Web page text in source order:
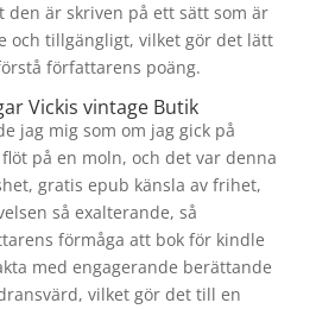
den är skriven på ett sätt som är
och tillgängligt, vilket gör det lätt
författarens poäng.
Vickis vintage Butik
jag mig som om jag gick på
på en moln, och det var denna
gratis epub känsla av frihet,
så exalterande, så
förmåga att bok för kindle
med engagerande berättande
vilket gör det till en